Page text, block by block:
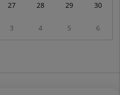
27 28 29 30
3 4 5 6